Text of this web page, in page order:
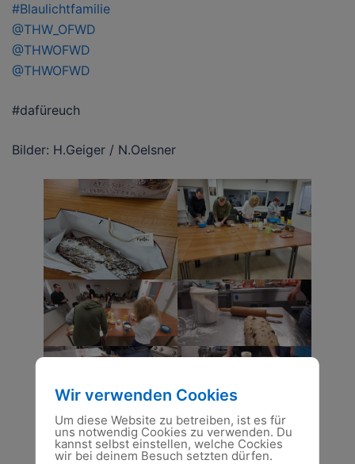
#Blaulichtfamilie
@THW_OFWD
@THWOFWD
@THWOFWD
#dafüreuch
Bilder: H.Geiger / N.Oelsner
Wir verwenden Cookies
Um diese Website zu betreiben, ist es für
uns notwendig Cookies zu verwenden. Du
kannst selbst einstellen, welche Cockies
wir bei deinem Besuch setzten dürfen.